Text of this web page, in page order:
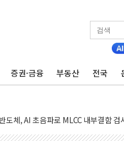
증권·금융 부동산 전국
치 "비핵 3원칙 견지"...히로시마서 "
황] 차익실현 매물에 코스피, 1%대
통운, 10월부터 대구 도심서 자율주행
패션·뷰티·푸드 전문관 2분기 거래